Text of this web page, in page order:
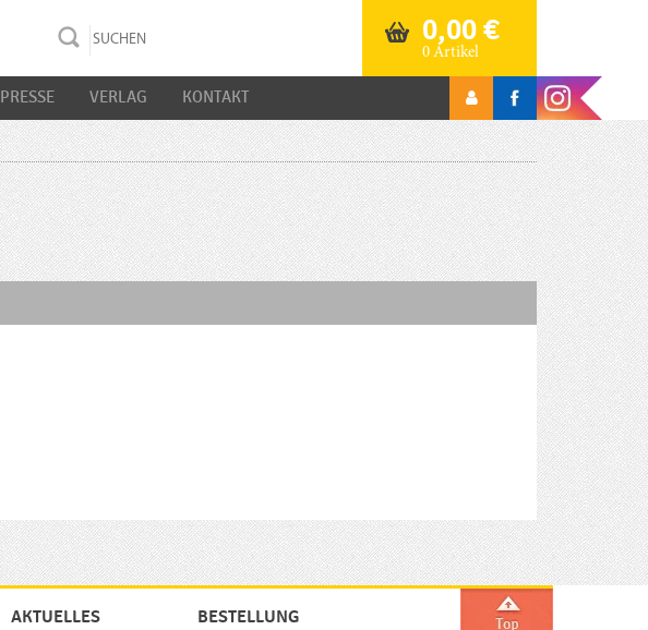
0,00€
0 Artikel
PRESSE VERLAG KONTAKT
AKTUELLES BESTELLUNG